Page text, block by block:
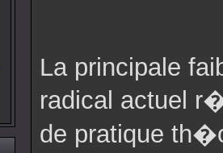
La principale
radical actuel
de pratique